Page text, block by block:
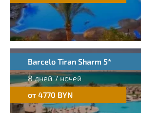
Barcelo Tiran Sharm 5*
8 дней 7 ночей
от 4770 BYN